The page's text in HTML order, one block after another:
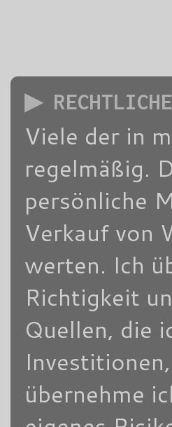
▶
Viele der in
regelmäßig.
persönliche
Verkauf von
werten. Ich
Richtigkeit
Quellen, die
übernehme